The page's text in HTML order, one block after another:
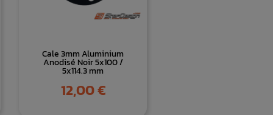
Cale 3mm Aluminium
Anodisé Noir 5x100 /
5x114.3 mm
Prix
12,00 €